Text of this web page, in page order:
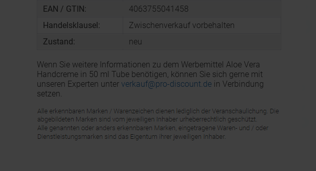
EAN / GTIN:
4063755041458
Handelsklausel:
Zwischenverkauf vorbehalten
Zustand:
neu
Wenn Sie weitere Informationen zu dem Werbemittel Aloe Vera
Handcreme in 50 ml Tube benötigen, können Sie sich gerne mit
unseren Experten unter verkauf@pro-discount.dein Verbindung
setzen.